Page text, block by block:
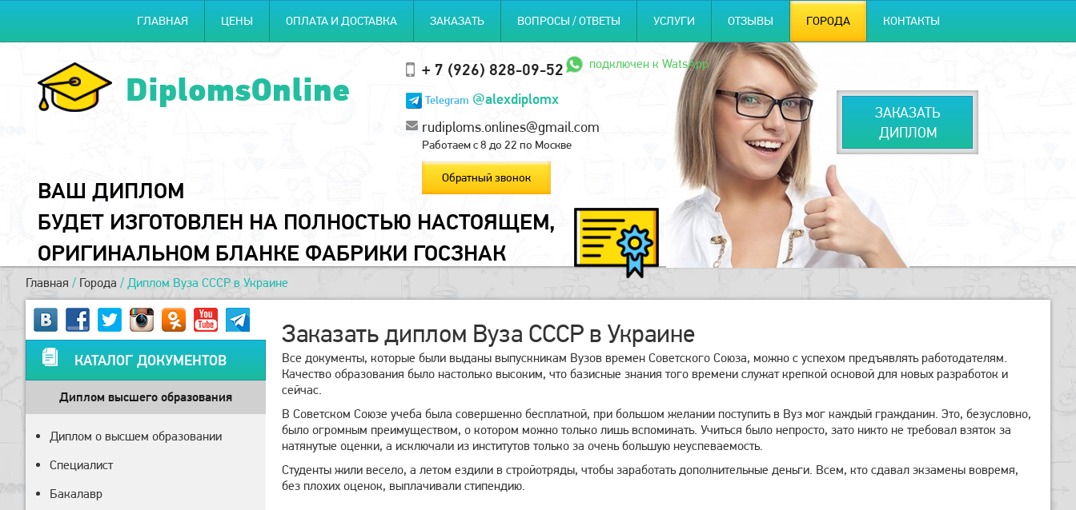
ГЛАВНАЯ ЦЕНЫ ОПЛАТА И ДОСТАВКА ЗАКАЗАТЬ ВОПРОСЫ / ОТВЕТЫ УСЛУГИ ОТЗЫВЫ ГОРОДА КОНТАКТЫ
DiplomsOnline + 7 (926) 828-09-52 подключен к WatsApp
Telegram @alexdiplomx
rudiploms.onlines@gmail.com
Работаем с 8 до 22 по Москве
Обратный звонок
ЗАКАЗАТЬ
ДИПЛОМ
ВАШ ДИПЛОМ
БУДЕТ ИЗГОТОВЛЕН НА ПОЛНОСТЬЮ НАСТОЯЩЕМ,
ОРИГИНАЛЬНОМ БЛАНКЕ ФАБРИКИ ГОСЗНАК
Главная / Города / Диплом Вуза СССР в Украине
Заказать диплом Вуза СССР в Украине
Все документы, которые были выданы выпускникам Вузов времен Советского Союза, можно с успехом предъявлять работодателям.
Качество образования было настолько высоким, что базисные знания того времени служат крепкой основой для новых разработок и
сейчас.
В Советском Союзе учеба была совершенно бесплатной, при большом желании поступить в Вуз мог каждый гражданин. Это, безусловно,
было огромным преимуществом, о котором можно только лишь вспоминать. Учиться было непросто, зато никто не требовал взяток за
натянутые оценки, а исключали из институтов только за очень большую неуспеваемость.
Студенты жили весело, а летом ездили в стройотряды, чтобы заработать дополнительные деньги. Всем, кто сдавал экзамены вовремя,
без плохих оценок, выплачивали стипендию.
КАТАЛОГ ДОКУМЕНТОВ
Диплом высшего образования
Диплом о высшем образовании
Специалист
Бакалавр